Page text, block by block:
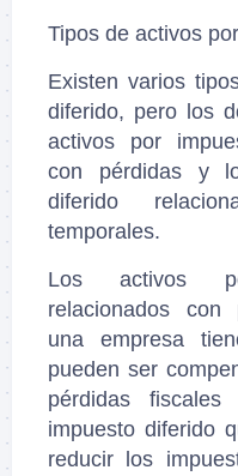
Tipos de activos
Existen varios
diferido, pero los
activos por
con pérdidas y
diferido
temporales.
Los activos
relacionados con
una empresa
pueden ser
pérdidas
impuesto diferido
reducir los